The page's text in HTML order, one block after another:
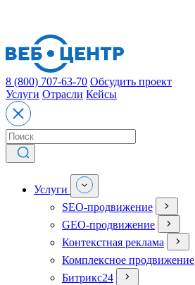
8 (800) 707-63-70 Обсудить проект
Услуги Отрасли Кейсы
Услуги
SEO-продвижение
GEO-продвижение
Контекстная реклама
Комплексное продвижение
Битрикс24